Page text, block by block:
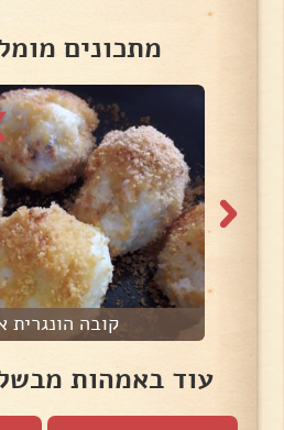
מתכונים
קובה הונגרית
עוד באמהות